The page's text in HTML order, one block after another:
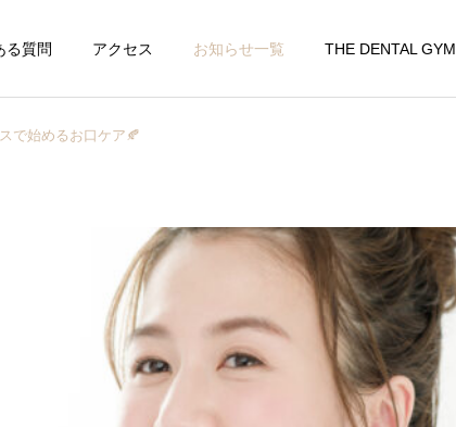
る質問 アクセス お知らせ一覧 THE DENTAL GYM
インプラント
審美治療
で始めるお口ケア🍂